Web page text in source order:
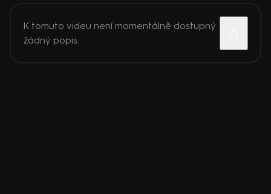
K tomuto videu není momentálně dostupný
žádný popis.